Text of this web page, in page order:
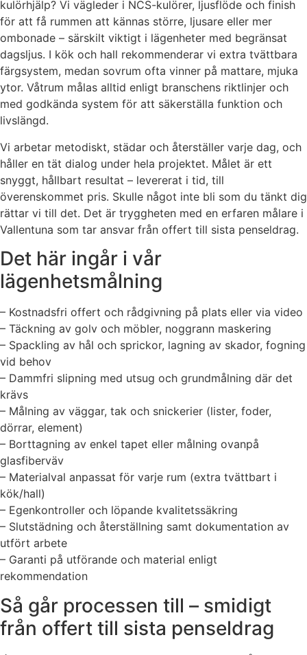
kulörhjälp? Vi vägleder i NCS-kulörer, ljusflöde och finish
för att få rummen att kännas större, ljusare eller mer
ombonade – särskilt viktigt i lägenheter med begränsat
dagsljus. I kök och hall rekommenderar vi extra tvättbara
färgsystem, medan sovrum ofta vinner på mattare, mjuka
ytor. Våtrum målas alltid enligt branschens riktlinjer och
med godkända system för att säkerställa funktion och
livslängd.
Vi arbetar metodiskt, städar och återställer varje dag, och
håller en tät dialog under hela projektet. Målet är ett
snyggt, hållbart resultat – levererat i tid, till
överenskommet pris. Skulle något inte bli som du tänkt dig
rättar vi till det. Det är tryggheten med en erfaren målare i
Vallentuna som tar ansvar från offert till sista penseldrag.
Det här ingår i vår
lägenhetsmålning
– Kostnadsfri offert och rådgivning på plats eller via video
– Täckning av golv och möbler, noggrann maskering
– Spackling av hål och sprickor, lagning av skador, fogning
vid behov
– Dammfri slipning med utsug och grundmålning där det
krävs
– Målning av väggar, tak och snickerier (lister, foder,
dörrar, element)
– Borttagning av enkel tapet eller målning ovanpå
glasfiberväv
– Materialval anpassat för varje rum (extra tvättbart i
kök/hall)
– Egenkontroller och löpande kvalitetssäkring
– Slutstädning och återställning samt dokumentation av
utfört arbete
– Garanti på utförande och material enligt
rekommendation
Så går processen till – smidigt
från offert till sista penseldrag